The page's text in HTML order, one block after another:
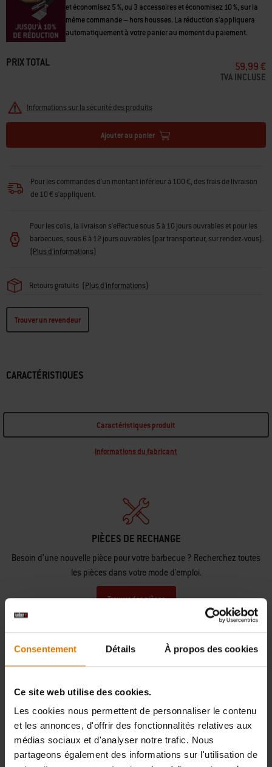
Consentement Détails À propos des cookies
Ce site web utilise des cookies.
Les cookies nous permettent de personnaliser le contenu
et les annonces, d'offrir des fonctionnalités relatives aux
médias sociaux et d'analyser notre trafic. Nous
partageons également des informations sur l'utilisation de
et économisez 5 %, ou 3 accessoires et économisez 10 %, sur la
même commande – hors housses. La réduction s'appliquera
automatiquement à votre panier au moment du paiement.
PRIX TOTAL 59,99 €
TVA INCLUSE
Informations sur la sécurité des produits
Ajouter au panier
Pour les commandes d'un montant inférieur à 100 €, des frais de livraison
de 10 € s'appliquent.
Pour les colis, la livraison s'effectue sous 5 à 10 jours ouvrables et pour les
barbecues, sous 6 à 12 jours ouvrables (par transporteur, sur rendez-vous).
(Plus d'informations)
Retours gratuits (Plus d'informations)
Trouver un revendeur
CARACTÉRISTIQUES
Caractéristiques produit
Informations du fabricant
PIÈCES DE RECHANGE
Besoin d’une nouvelle pièce pour votre barbecue ? Recherchez toutes
les pièces dans votre mode d'emploi.
Trouver des pièces
avec votre barbecue Weber.
Nous Contacter